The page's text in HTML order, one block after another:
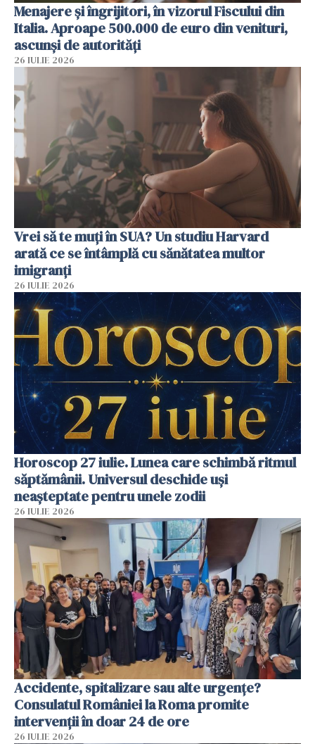
Menajere și îngrijitori, în vizorul Fiscului din
Italia. Aproape 500.000 de euro din venituri,
ascunși de autorități
26 IULIE 2026
Vrei să te muți în SUA? Un studiu Harvard
arată ce se întâmplă cu sănătatea multor
imigranți
26 IULIE 2026
Horoscop 27 iulie. Lunea care schimbă ritmul
săptămânii. Universul deschide uși
neașteptate pentru unele zodii
26 IULIE 2026
Accidente, spitalizare sau alte urgențe?
Consulatul României la Roma promite
intervenții în doar 24 de ore
26 IULIE 2026